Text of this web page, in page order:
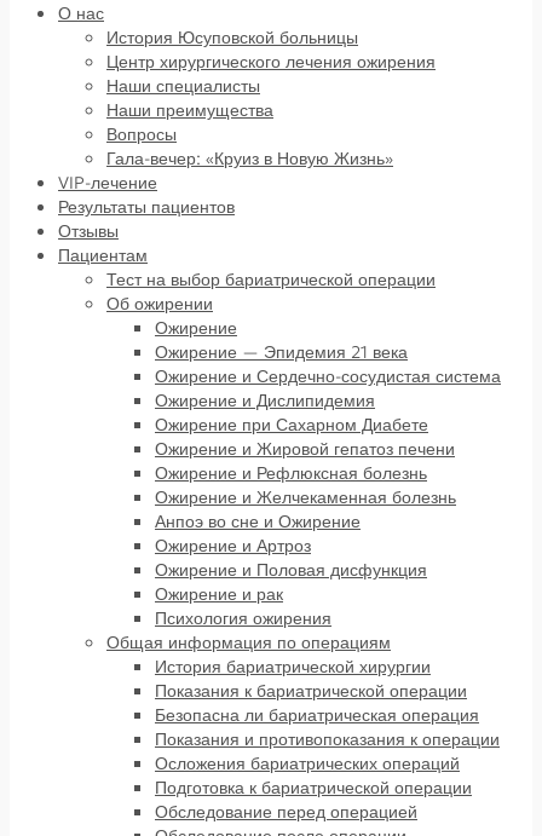
О нас
История Юсуповской больницы
Центр хирургического лечения ожирения
Наши специалисты
Наши преимущества
Вопросы
Гала-вечер: «Круиз в Новую Жизнь»
VIP-лечение
Результаты пациентов
Отзывы
Пациентам
Тест на выбор бариатрической операции
Об ожирении
Ожирение
Ожирение — Эпидемия 21 века
Ожирение и Сердечно-сосудистая система
Ожирение и Дислипидемия
Ожирение при Сахарном Диабете
Ожирение и Жировой гепатоз печени
Ожирение и Рефлюксная болезнь
Ожирение и Желчекаменная болезнь
Анпоэ во сне и Ожирение
Ожирение и Артроз
Ожирение и Половая дисфункция
Ожирение и рак
Психология ожирения
Общая информация по операциям
История бариатрической хирургии
Показания к бариатрической операции
Безопасна ли бариатрическая операция
Показания и противопоказания к операции
Осложения бариатрических операций
Подготовка к бариатрической операции
Обследование перед операцией